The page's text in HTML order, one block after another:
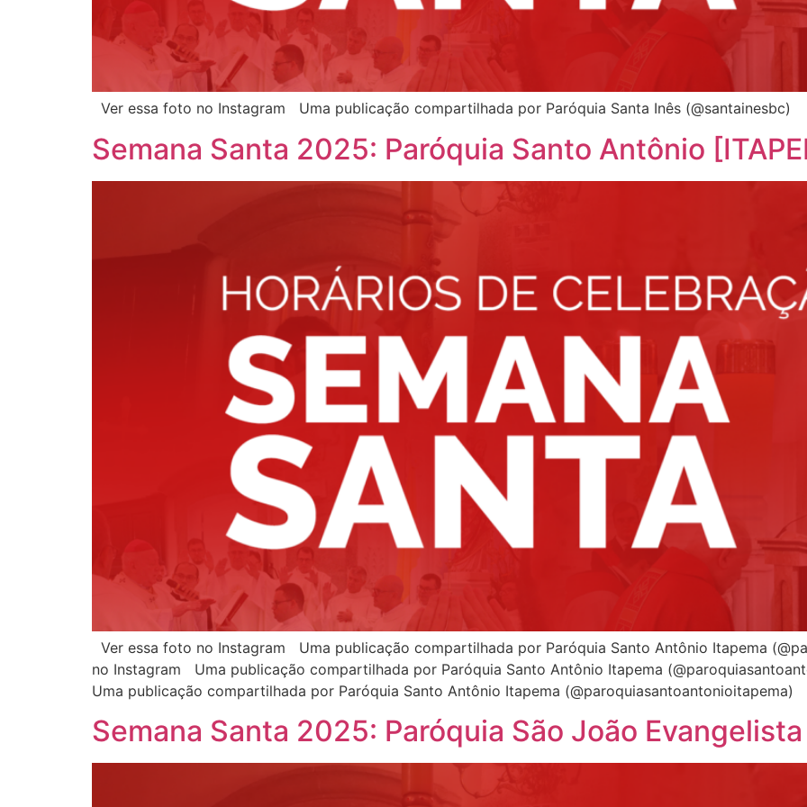
Ver essa foto no Instagram Uma publicação compartilhada por Paróquia Santa Inês (@santainesbc)
Semana Santa 2025: Paróquia Santo Antônio
Ver essa foto no Instagram Uma publicação compartilhada por Paróquia Santo Antônio Itapema
no Instagram Uma publicação compartilhada por Paróquia Santo Antônio Itapema
Uma publicação compartilhada por Paróquia Santo Antônio Itapema (@paroquiasantoantonioitapema)
Semana Santa 2025: Paróquia São João